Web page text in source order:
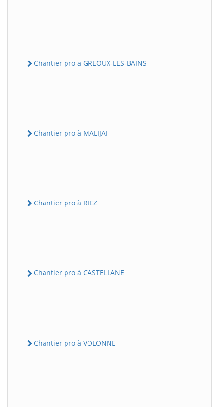
Chantier pro à GREOUX-LES-BAINS
Chantier pro à MALIJAI
Chantier pro à RIEZ
Chantier pro à CASTELLANE
Chantier pro à VOLONNE